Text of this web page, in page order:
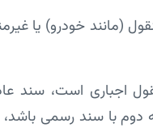
(مانند خودرو) یا
اجباری است، سند
دوم با سند رسمی